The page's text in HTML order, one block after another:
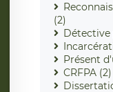
(2)
Détective
Présent
CRFPA (2)